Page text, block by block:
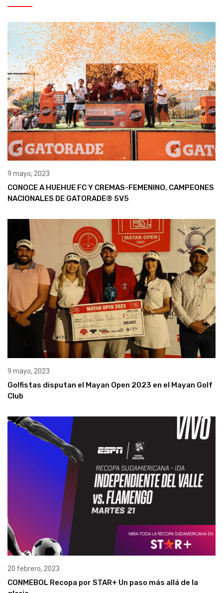
9 mayo, 2023
CONOCE A HUEHUE FC Y CREMAS-FEMENINO, CAMPEONES
NACIONALES DE GATORADE® 5V5
9 mayo, 2023
Golfistas disputan el Mayan Open 2023 en el Mayan Golf
Club
20 febrero, 2023
CONMEBOL Recopa por STAR+ Un paso más allá de la